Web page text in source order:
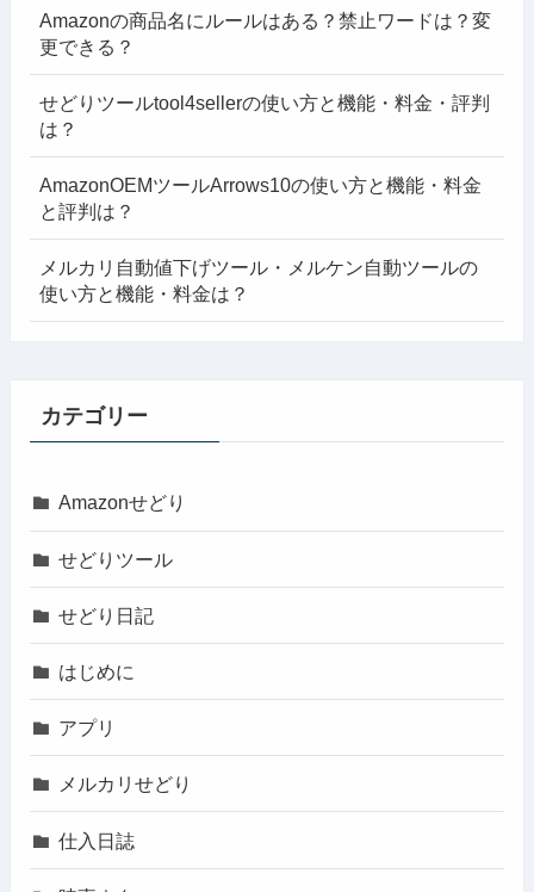
Amazonの商品名にルールはある？禁止ワードは？変
更できる？
せどりツールtool4sellerの使い方と機能・料金・評判
は？
AmazonOEMツールArrows10の使い方と機能・料金
と評判は？
メルカリ自動値下げツール・メルケン自動ツールの
使い方と機能・料金は？
カテゴリー
Amazonせどり
せどりツール
せどり日記
はじめに
アプリ
メルカリせどり
仕入日誌